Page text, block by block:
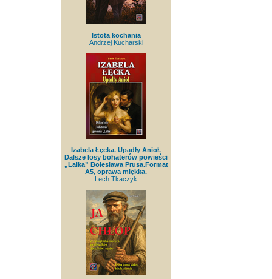
Istota kochania
Andrzej Kucharski
Izabela Łęcka. Upadły Anioł.
Dalsze losy bohaterów powieści
„Lalka” Bolesława Prusa.Format
A5, oprawa miękka.
Lech Tkaczyk